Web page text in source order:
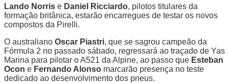
Lando Norris e Daniel Ricciardo, pilotos titulares da
formação britânica, estarão encarregues de testar os novos
compostos da Pirelli.
O australiano Oscar Piastri, que se sagrou campeão da
Fórmula 2 no passado sábado, regressará ao traçado de Yas
Marina para pilotar o A521 da Alpine, ao passo que Esteban
Ocon e Fernando Alonso marcarão presença no teste
dedicado ao desenvolvimento dos pneus.